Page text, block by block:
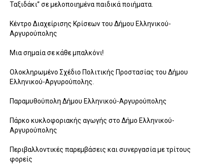
Ταξιδάκι” σε μελοποιημένα παιδικά ποιήματα.
Κέντρο Διαχείρισης Κρίσεων του Δήμου Ελληνικού-
Αργυρούπολης
Μια σημαία σε κάθε μπαλκόνι!
Ολοκληρωμένο Σχέδιο Πολιτικής Προστασίας του Δήμου
Ελληνικού-Αργυρούπολης.
Παραμυθούπολη Δήμου Ελληνικού-Αργυρούπολης
Πάρκο κυκλοφοριακής αγωγής στο Δήμο Ελληνικού-
Αργυρούπολης
Περιβαλλοντικές παρεμβάσεις και συνεργασία με τρίτους
φορείς